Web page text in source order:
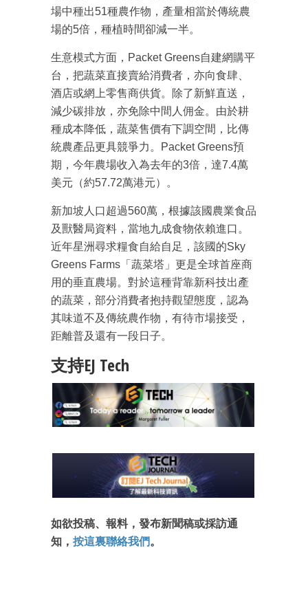
場中種出51種農作物，產量相當於傳統農
場的5倍，種植時間卻減一半。
生意模式方面，Packet Greens自建網購平
台，把蔬菜直接賣給消費者，亦向食肆、
酒店或網上零售商供貨。除了新鮮直送，
減少碳排放，亦免除中間人佣金。由於耕
種成本降低，蔬菜售價有下調空間，比傳
統農產品更具競爭力。Packet Greens預
期，今年農場收入為去年的3倍，達7.4萬
美元（約57.72萬港元）。
新加坡人口超過560萬，根據該國農業食品
及獸醫局資料，當地九成食物依賴進口。
近年星洲尋求糧食自給自足，該國的Sky
Greens Farms「蔬菜塔」更是全球首座商
用的垂直農場。對於這種背靠新科技出產
的蔬菜，部分消費者抱持觀望態度，認為
其味道不及傳統農作物，有待市場接受，
距離普及還有一段日子。
支持EJ Tech
如欲投稿、報料，發布新聞稿或採訪通
知， 按這裏聯絡我們。
成為 EJ Tech 會員
最新資訊（附創業懶人包）
箱！